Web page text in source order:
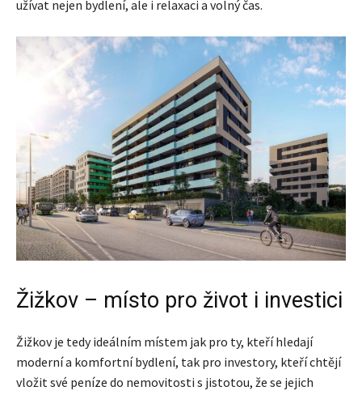
užívat nejen bydlení, ale i relaxaci a volný čas.
Žižkov – místo pro život i investici
Žižkov je tedy ideálním místem jak pro ty, kteří hledají
moderní a komfortní bydlení, tak pro investory, kteří chtějí
vložit své peníze do nemovitosti s jistotou, že se jejich